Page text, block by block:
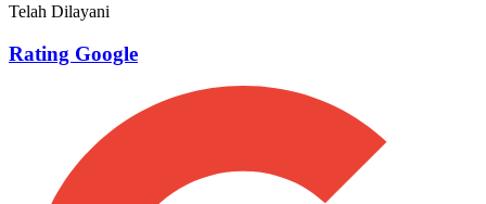
Telah Dilayani
Rating Google